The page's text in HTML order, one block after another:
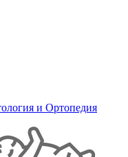
и Ортопедия